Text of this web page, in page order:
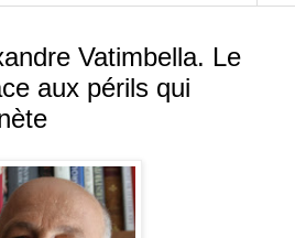
Vatimbella. Le
aux périls qui